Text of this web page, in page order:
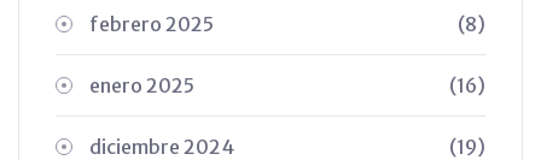
febrero 2025 (8)
enero 2025 (16)
diciembre 2024 (19)